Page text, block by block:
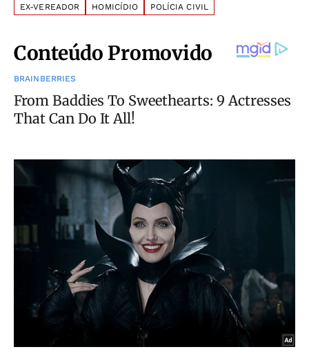
EX-VEREADOR HOMICÍDIO POLÍCIA CIVIL